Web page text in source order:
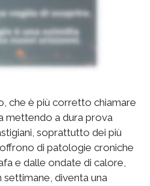
che è più corretto chiamare
mettendo a dura prova
soprattutto dei più
di patologie croniche
e dalle ondate di calore,
settimane, diventa una